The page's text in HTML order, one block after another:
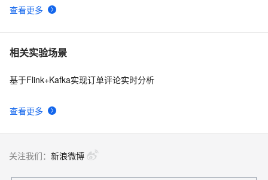
查看更多
相关实验场景
查看更多
基于Flink+Kafka实现订单评论实时分析
关注我们： 新浪微博